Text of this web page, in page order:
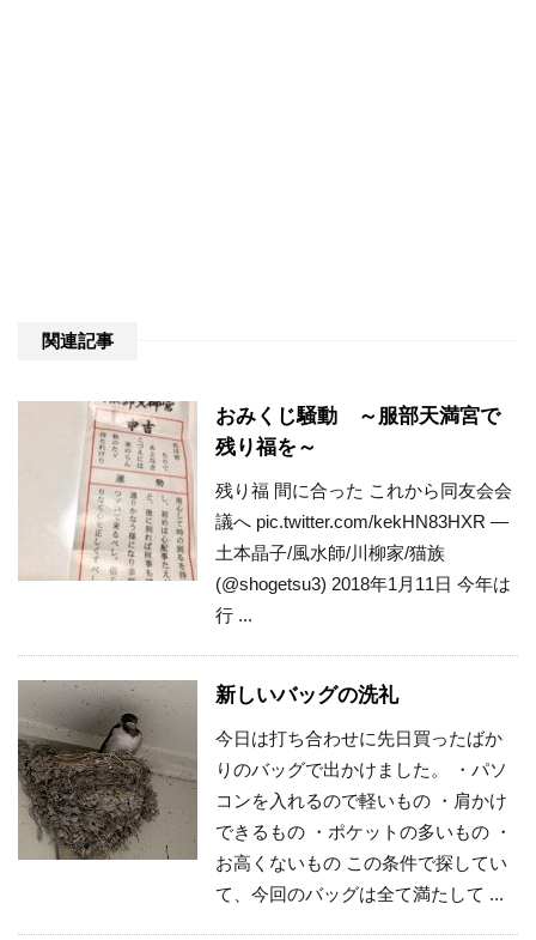
関連記事
おみくじ騒動 ～服部天満宮で
残り福を～
残り福 間に合った これから同友会会
議へ pic.twitter.com/kekHN83HXR —
土本晶子/風水師/川柳家/猫族
(@shogetsu3) 2018年1月11日 今年は
行 ...
新しいバッグの洗礼
今日は打ち合わせに先日買ったばか
りのバッグで出かけました。 ・パソ
コンを入れるので軽いもの ・肩かけ
できるもの ・ポケットの多いもの ・
お高くないもの この条件で探してい
て、今回のバッグは全て満たして ...